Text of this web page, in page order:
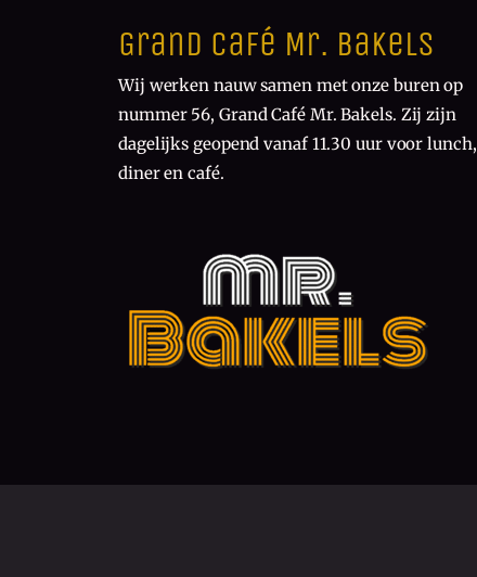
Grand Café Mr. Bakels
Wij werken nauw samen met onze buren op
nummer 56, Grand Café Mr. Bakels. Zij zijn
dagelijks geopend vanaf 11.30 uur voor lunch,
diner en café.